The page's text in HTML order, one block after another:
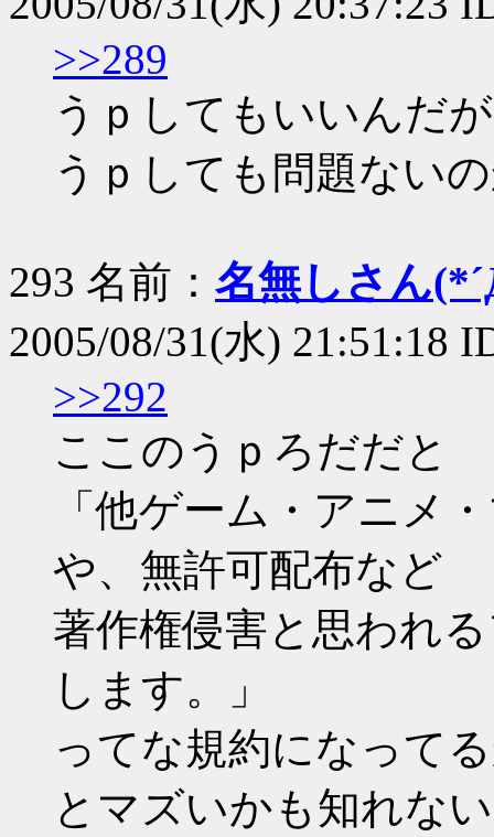
>>289
うｐしてもいいんだ
うｐしても問題ない
293 名前： 名無しさん
2005/08/31(水) 21:51:18
>>292
ここのうｐろだだと
「他ゲーム・アニメ
や、無許可配布など
著作権侵害と思われ
します。」
ってな規約になって
とマズいかも知れな